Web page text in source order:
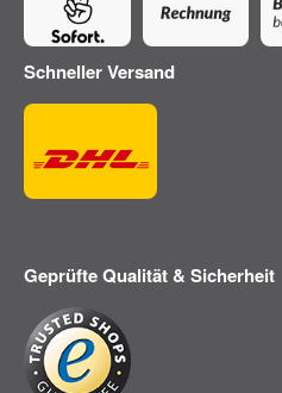
Schneller Versand
Geprüfte Qualität & Sicherheit